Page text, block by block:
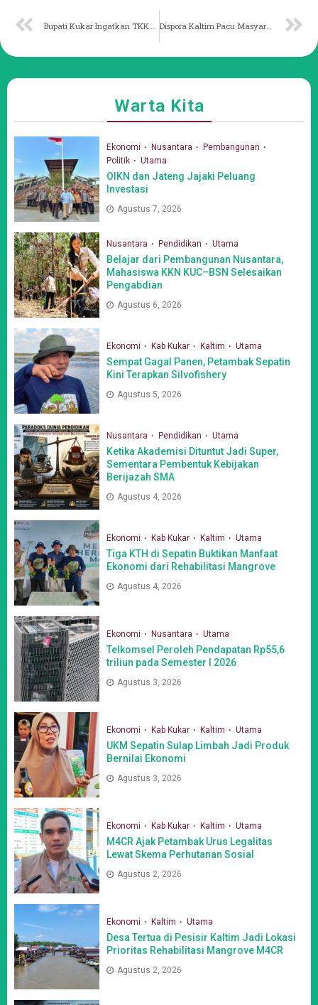
Dispora Kaltim Pacu Masyarakat Gemar Olahraga
Warta Kita
Ekonomi Nusantara
Pembangunan
Politik
Utama
OIKN dan Jateng Jajaki Peluang
Investasi
Agustus 7, 2026
Nusantara Pendidikan Utama
Belajar dari Pembangunan Nusantara,
Mahasiswa KKN KUC–BSN Selesaikan
Pengabdian
Agustus 6, 2026
Ekonomi Kab Kukar Kaltim Utama
Sempat Gagal Panen, Petambak Sepatin
Kini Terapkan Silvofishery
Agustus 5, 2026
Nusantara Pendidikan Utama
Ketika Akademisi Dituntut Jadi Super,
Sementara Pembentuk Kebijakan
Berijazah SMA
Agustus 4, 2026
Ekonomi Kab Kukar Kaltim Utama
Tiga KTH di Sepatin Buktikan Manfaat
Ekonomi dari Rehabilitasi Mangrove
Agustus 4, 2026
Ekonomi Nusantara Utama
Telkomsel Peroleh Pendapatan Rp55,6
triliun pada Semester I 2026
Agustus 3, 2026
Ekonomi Kab Kukar Kaltim Utama
UKM Sepatin Sulap Limbah Jadi Produk
Bernilai Ekonomi
Agustus 3, 2026
Ekonomi Kab Kukar Kaltim Utama
M4CR Ajak Petambak Urus Legalitas
Lewat Skema Perhutanan Sosial
Agustus 2, 2026
Ekonomi Kaltim Utama
Desa Tertua di Pesisir Kaltim Jadi Lokasi
Prioritas Rehabilitasi Mangrove M4CR
Agustus 2, 2026